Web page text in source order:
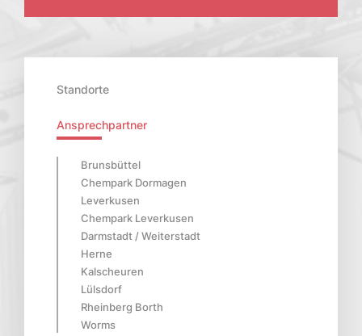
Standorte
Ansprechpartner
Brunsbüttel
Chempark Dormagen
Leverkusen
Chempark Leverkusen
Darmstadt / Weiterstadt
Herne
Kalscheuren
Lülsdorf
Rheinberg Borth
Worms